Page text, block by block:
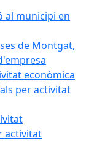
al municipi en
de Montgat,
econòmica
per activitat
activitat